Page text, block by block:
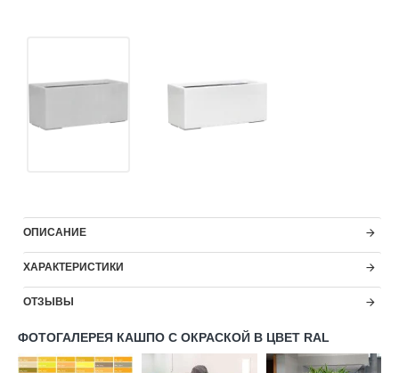
ОПИСАНИЕ
ХАРАКТЕРИСТИКИ
ОТЗЫВЫ
ФОТОГАЛЕРЕЯ КАШПО С ОКРАСКОЙ В ЦВЕТ RAL